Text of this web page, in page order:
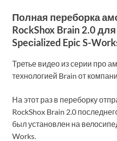
Полная переборка
RockShox Brain 2.0
Speсialized Epic S-
Третье видео из серии про
технологией Brain от
На этот раз в переборку
RockShox Brain 2.0
был установлен на
Works.